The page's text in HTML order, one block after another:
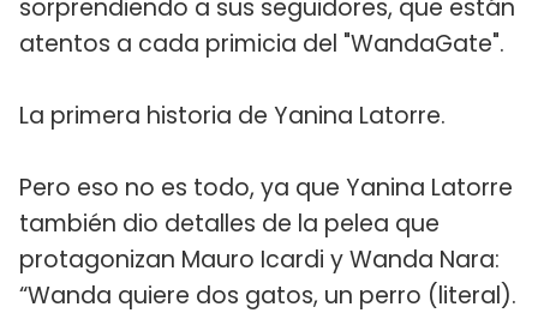
sorprendiendo a sus seguidores, que están
atentos a cada primicia del "WandaGate".
La primera historia de Yanina Latorre.
Pero eso no es todo, ya que Yanina Latorre
también dio detalles de la pelea que
protagonizan Mauro Icardi y Wanda Nara:
“Wanda quiere dos gatos, un perro (literal).